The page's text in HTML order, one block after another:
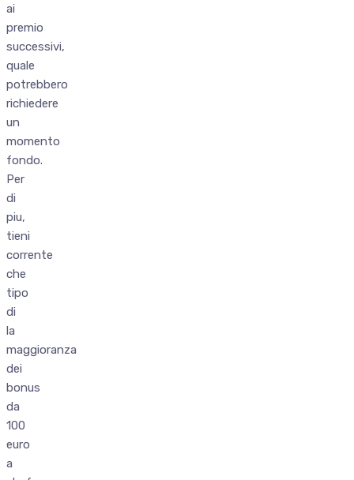
ai
premio
successivi,
quale
potrebbero
richiedere
un
momento
fondo.
Per
di
piu,
tieni
corrente
che
tipo
di
la
maggioranza
dei
bonus
da
100
euro
a